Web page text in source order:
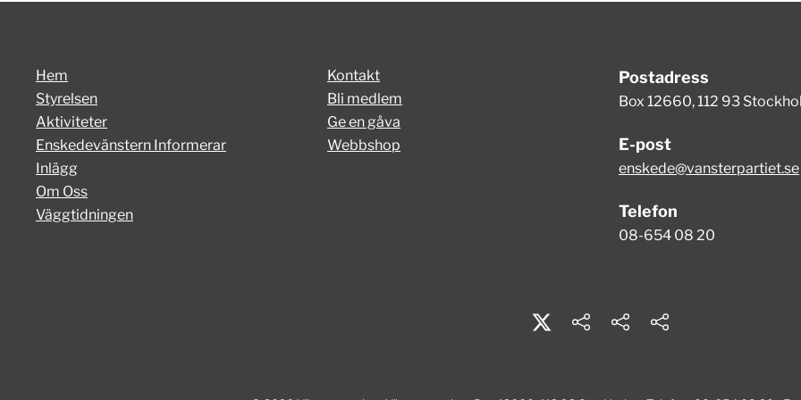
Hem
Styrelsen
Aktiviteter
Enskedevänstern Informerar
Inlägg
Om Oss
Väggtidningen
Kontakt
Bli medlem
Ge en gåva
Webbshop
Postadress
Box 12660, 112 93
E-post
enskede@vansterpartiet.se
Telefon
08-654 08 20